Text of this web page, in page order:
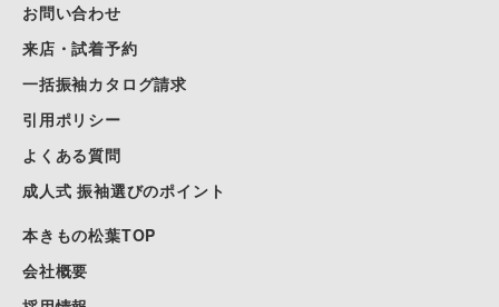
お問い合わせ
来店・試着予約
一括振袖カタログ請求
引用ポリシー
よくある質問
成人式 振袖選びのポイント
本きもの松葉TOP
会社概要